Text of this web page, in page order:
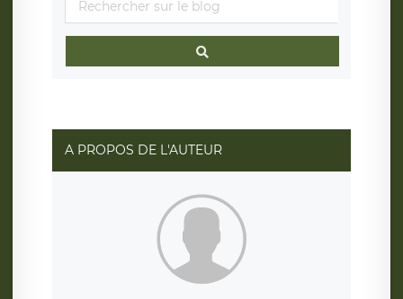
A PROPOS DE L'AUTEUR